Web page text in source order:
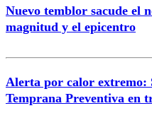
Nuevo temblor sacude el
magnitud y el epicentro
Alerta por calor extremo:
Temprana Preventiva en